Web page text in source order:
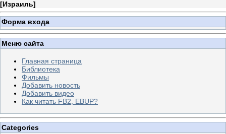
[Израиль]
Форма входа
Меню сайта
Главная страница
Библиотека
Фильмы
Добавить новость
Добавить видео
Как читать FB2, EBUP?
Categories